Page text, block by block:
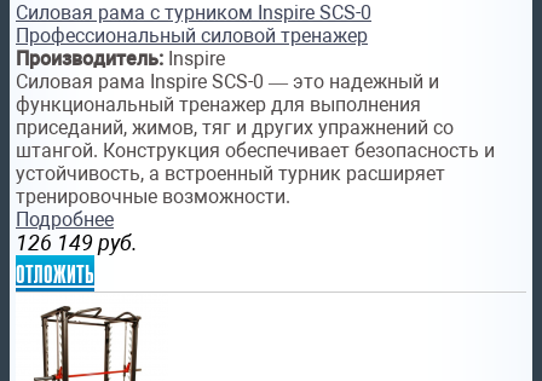
Силовая рама с турником Inspire SCS-0
Профессиональный силовой тренажер
Производитель: Inspire
Силовая рама Inspire SCS-0 — это надежный и
функциональный тренажер для выполнения
приседаний, жимов, тяг и других упражнений со
штангой. Конструкция обеспечивает безопасность и
устойчивость, а встроенный турник расширяет
тренировочные возможности.
Подробнее
126 149 руб.
отложить